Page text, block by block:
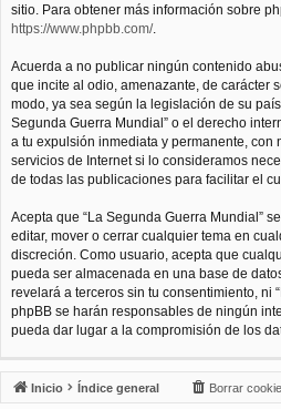
sitio. Para obtener más información sobre
https://www.phpbb.com/.
Acuerda a no publicar ningún contenido
que incite al odio, amenazante, de carácter
modo, ya sea según la legislación de su
Segunda Guerra Mundial” o el derecho
a tu expulsión inmediata y permanente, con
servicios de Internet si lo consideramos
de todas las publicaciones para facilitar el
Acepta que “La Segunda Guerra Mundial”
editar, mover o cerrar cualquier tema en
discreción. Como usuario, acepta que
pueda ser almacenada en una base de
revelará a terceros sin tu consentimiento, ni
phpBB se harán responsables de ningún
pueda dar lugar a la compromisión de los
Inicio Índice general Borrar